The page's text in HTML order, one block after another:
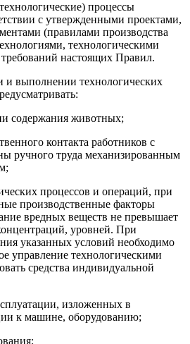
процессы
с утвержденными проектами,
(правилами производства
технологическими
настоящих Правил.
и выполнении технологических
содержания животных;
контакта работников с
ручного труда механизированным
процессов и операций, при
производственные факторы
вредных веществ не превышает
уровней. При
указанных условий необходимо
управление технологическими
средства индивидуальной
изложенных в
к машине, оборудованию;